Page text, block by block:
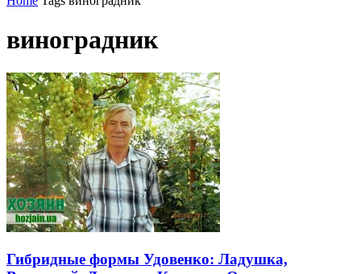
виноградник
Гибридные формы Удовенко: Ладушка,